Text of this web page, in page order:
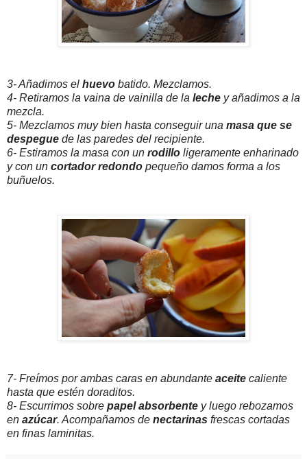
3- Añadimos el huevo batido. Mezclamos.
4- Retiramos la vaina de vainilla de la leche y añadimos a la
mezcla.
5- Mezclamos muy bien hasta conseguir una masa que se
despegue de las paredes del recipiente.
6- Estiramos la masa con un rodillo ligeramente enharinado
y con un cortador redondo pequeño damos forma a los
buñuelos.
7- Freímos por ambas caras en abundante aceite caliente
hasta que estén doraditos.
8- Escurrimos sobre papel absorbente y luego rebozamos
en azúcar. Acompañamos de nectarinas frescas cortadas
en finas laminitas.